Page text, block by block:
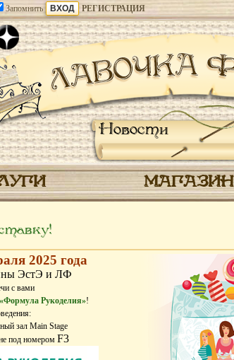
Запомнить РЕГИСТРАЦИЯ
Новости
МАГАЗИН
2025 года
ЭстЭ и ЛФ
с вами
«Формула Рукоделия»!
зал Main Stage
под номером F3